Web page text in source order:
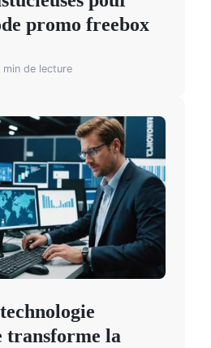
promo freebox
min de lecture
la